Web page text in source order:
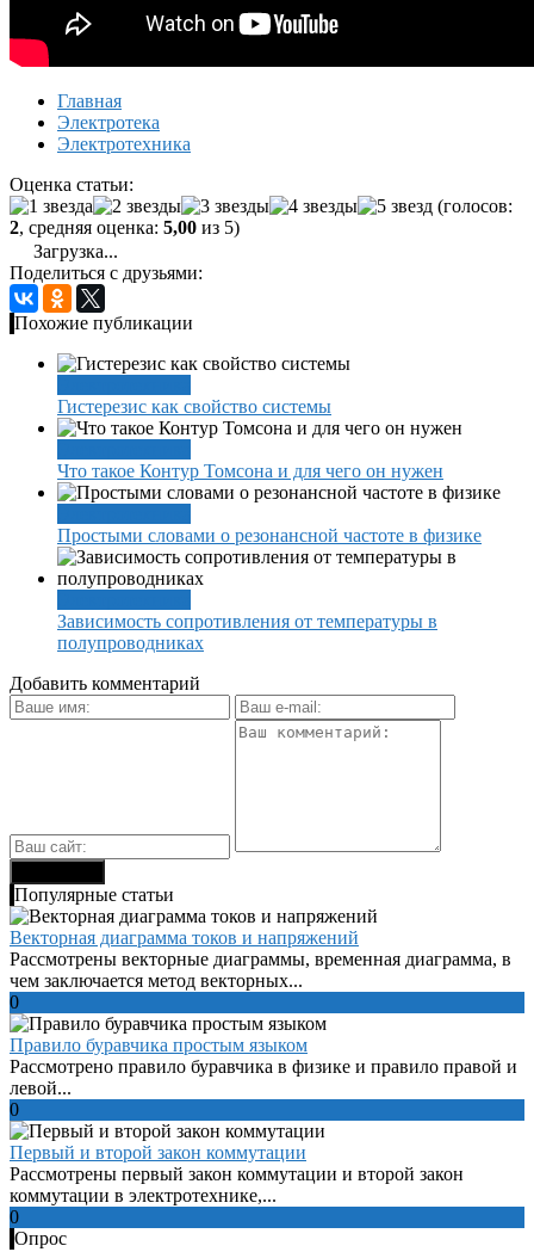
Главная
Электротека
Электротехника
Оценка статьи:
(голосов:
2, средняя оценка: 5,00 из 5)
Загрузка...
Поделиться с друзьями:
Похожие публикации
Гистерезис как свойство системы
Что такое Контур Томсона и для чего он нужен
Простыми словами о резонансной частоте в физике
Зависимость сопротивления от температуры в
полупроводниках
Добавить комментарий
Популярные статьи
Векторная диаграмма токов и напряжений
Рассмотрены векторные диаграммы, временная диаграмма, в
чем заключается метод векторных...
0
Правило буравчика простым языком
Рассмотрено правило буравчика в физике и правило правой и
левой...
0
Первый и второй закон коммутации
Рассмотрены первый закон коммутации и второй закон
коммутации в электротехнике,...
0
Опрос